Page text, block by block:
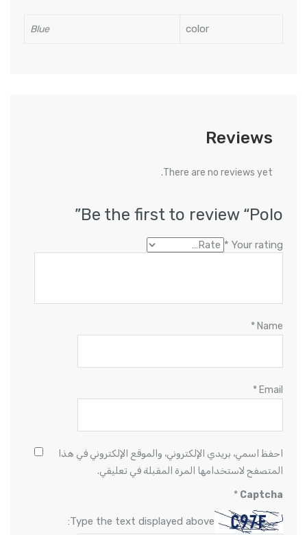
color
Blue
Reviews
There are no reviews yet.
Be the first to review “Polo”
Your rating
*
Name
*
Email
*
احفظ اسمي، بريدي الإلكتروني، والموقع الإلكتروني في هذا
المتصفح لاستخدامها المرة المقبلة في تعليقي.
Captcha
*
Type the text displayed above: